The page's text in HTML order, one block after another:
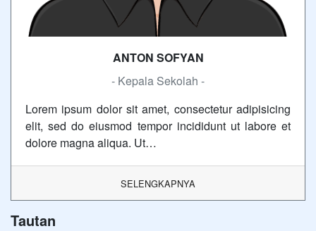
ANTON SOFYAN
- Kepala Sekolah -
Lorem ipsum dolor sit amet, consectetur adipisicing
elit, sed do eiusmod tempor incididunt ut labore et
dolore magna aliqua. Ut…
SELENGKAPNYA
Tautan